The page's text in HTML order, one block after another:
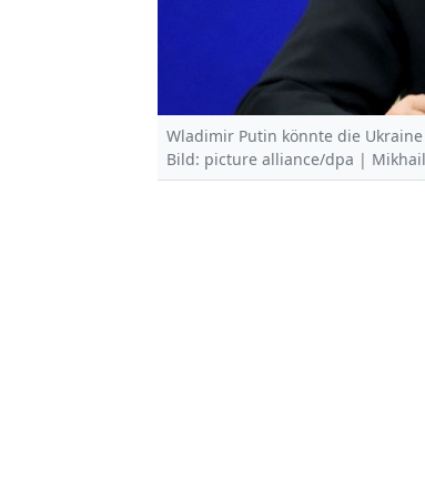
Wladimir Putin könnte die
Bild: picture alliance/dpa |